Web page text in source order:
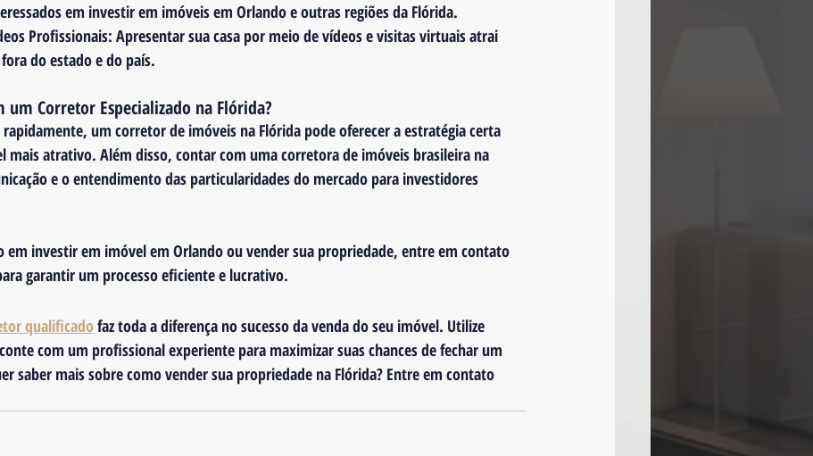
em investir em imóveis em Orlando e outras regiões da Flórida.
Profissionais: Apresentar sua casa por meio de vídeos e visitas virtuais atrai
do estado e do país.
um Corretor Especializado na Flórida?
rapidamente, um corretor de imóveis na Flórida pode oferecer a estratégia certa
mais atrativo. Além disso, contar com uma corretora de imóveis brasileira na
e o entendimento das particularidades do mercado para investidores
em investir em imóvel em Orlando ou vender sua propriedade, entre em contato
garantir um processo eficiente e lucrativo.
qualificado faz toda a diferença no sucesso da venda do seu imóvel. Utilize
com um profissional experiente para maximizar suas chances de fechar um
saber mais sobre como vender sua propriedade na Flórida? Entre em contato